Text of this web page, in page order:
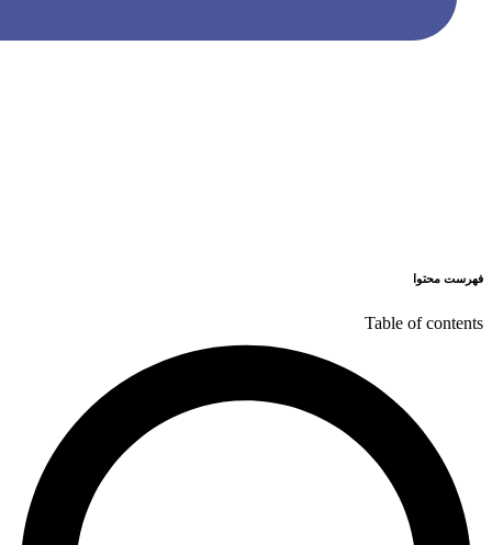
فهرست محتوا
Table of contents